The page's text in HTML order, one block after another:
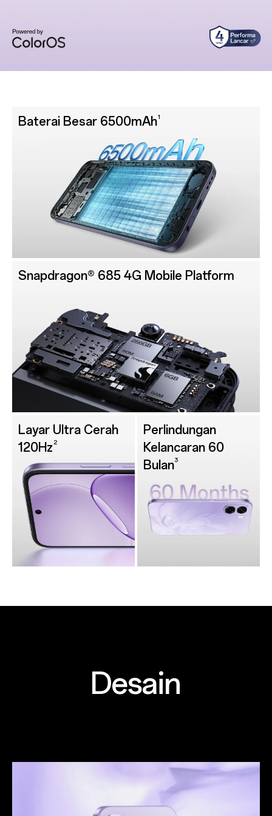
Baterai Besar 6500mAh1
Snapdragon® 685 4G Mobile Platform
Layar Ultra Cerah
120Hz2
Perlindungan
Kelancaran 60
Bulan3
Desain